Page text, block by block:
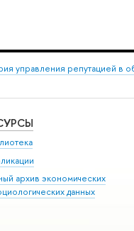
управления репутацией в
архив экономических
данных